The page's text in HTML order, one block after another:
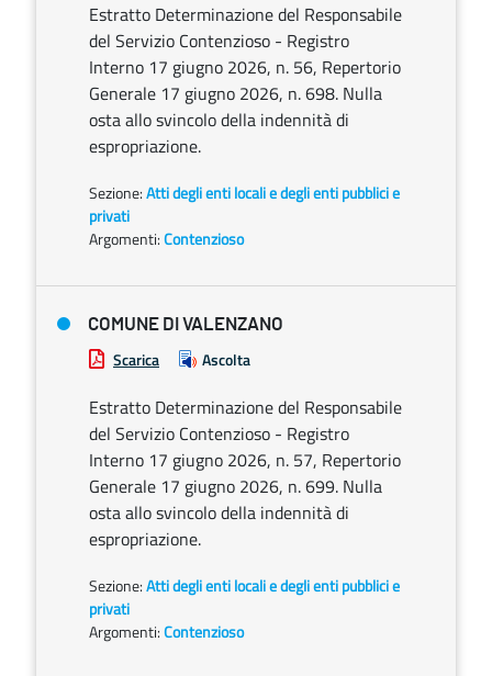
Estratto Determinazione del Responsabile
del Servizio Contenzioso - Registro
Interno 17 giugno 2026, n. 56, Repertorio
Generale 17 giugno 2026, n. 698. Nulla
osta allo svincolo della indennità di
espropriazione.
Sezione:Atti degli enti locali e degli enti pubblici e
privati
Argomenti:Contenzioso
COMUNE DI VALENZANO
Scarica Ascolta
Estratto Determinazione del Responsabile
del Servizio Contenzioso - Registro
Interno 17 giugno 2026, n. 57, Repertorio
Generale 17 giugno 2026, n. 699. Nulla
osta allo svincolo della indennità di
espropriazione.
Sezione:Atti degli enti locali e degli enti pubblici e
privati
Argomenti:Contenzioso